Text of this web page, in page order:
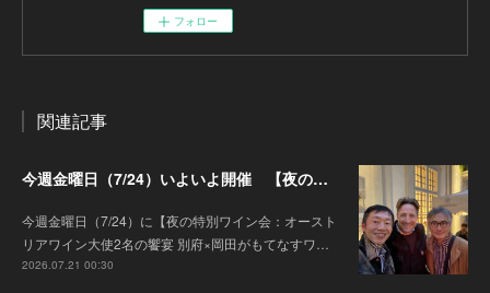
フォロー
関連記事
今週金曜日（7/24）いよいよ開催 【夜の特別ワイン会】オーストリアワイン大使2名の饗宴 別府×岡田がもてなすワインペアリングの会
今週金曜日（7/24）に【夜の特別ワイン会：オースト
リアワイン大使2名の饗宴 別府×岡田がもてなすワ…
2026.07.21 00:30